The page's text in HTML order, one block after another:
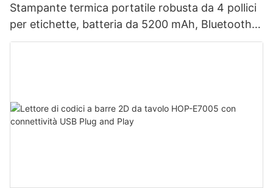
Stampante termica portatile robusta da 4 pollici
per etichette, batteria da 5200 mAh, Bluetooth,
doppia modalità per etichette e ricevute, testina